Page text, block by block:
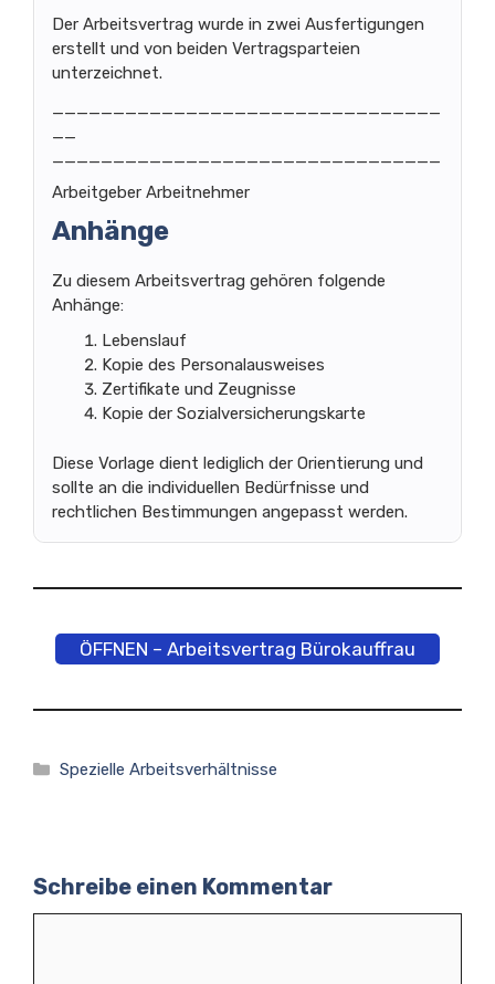
Der Arbeitsvertrag wurde in zwei Ausfertigungen
erstellt und von beiden Vertragsparteien
unterzeichnet.
________________________________
__
________________________________
Arbeitgeber Arbeitnehmer
Anhänge
Zu diesem Arbeitsvertrag gehören folgende
Anhänge:
Lebenslauf
Kopie des Personalausweises
Zertifikate und Zeugnisse
Kopie der Sozialversicherungskarte
Diese Vorlage dient lediglich der Orientierung und
sollte an die individuellen Bedürfnisse und
rechtlichen Bestimmungen angepasst werden.
ÖFFNEN – Arbeitsvertrag Bürokauffrau
Kategorien
Spezielle Arbeitsverhältnisse
Schreibe einen Kommentar